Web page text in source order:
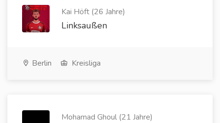
Kai Höft (26 Jahre)
Linksaußen
Berlin Kreisliga
Mohamad Ghoul (21 Jahre)